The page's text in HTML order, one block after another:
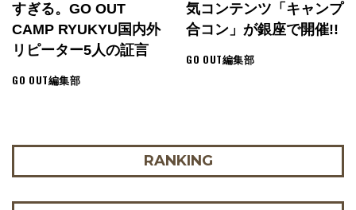
すぎる。GO OUT
CAMP RYUKYU国内外
リピーター5人の証言
GO OUT編集部
気コンテンツ「キャンプ
合コン」が銀座で開催!!
GO OUT編集部
RANKING